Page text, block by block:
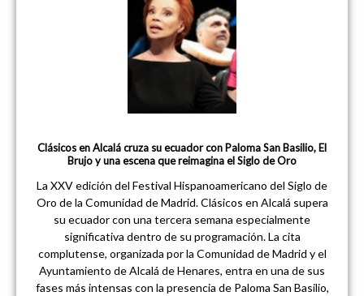
Clásicos en Alcalá cruza su ecuador con Paloma San Basilio, El
Brujo y una escena que reimagina el Siglo de Oro
La XXV edición del Festival Hispanoamericano del Siglo de
Oro de la Comunidad de Madrid. Clásicos en Alcalá supera
su ecuador con una tercera semana especialmente
significativa dentro de su programación. La cita
complutense, organizada por la Comunidad de Madrid y el
Ayuntamiento de Alcalá de Henares, entra en una de sus
fases más intensas con la presencia de Paloma San Basilio,